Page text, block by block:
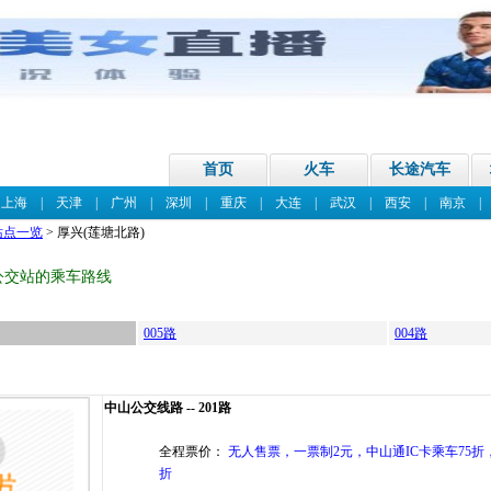
首页 火车 长途汽车
上海| 天津| 广州 深圳 重庆| 大连| 武汉 西安| 南京
点一览 > 厚兴(莲塘北路)
站的乘车路线
005路 004路
中山公交线路 -- 201路
全程票价： 无人售票，一票制2元，中山通IC卡乘车75折
折